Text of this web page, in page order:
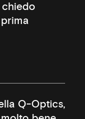
Q-Optics,